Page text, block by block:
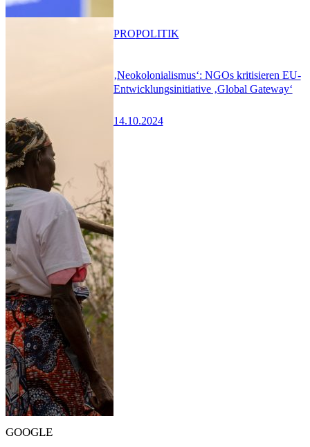
‚Neokolonialismus‘: NGOs kritisieren EU-
Entwicklungsinitiative ‚Global Gateway‘
14.10.2024
PROPOLITIK
GOOGLE